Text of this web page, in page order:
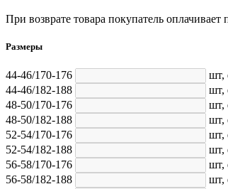
При возврате товара покупатель
Размеры
44-46/170-176 шт,
44-46/182-188
шт,
48-50/170-176
шт,
48-50/182-188
шт,
52-54/170-176
шт,
52-54/182-188
шт,
56-58/170-176
шт,
56-58/182-188
шт,